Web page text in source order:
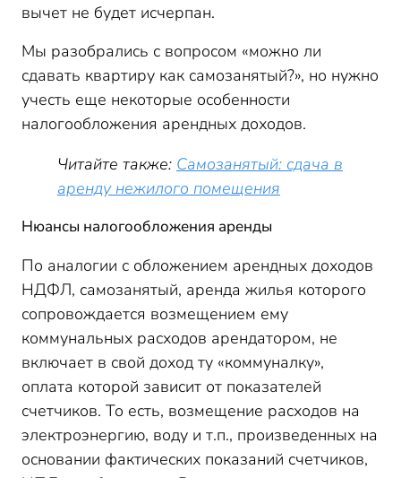
вычет не будет исчерпан.
Мы разобрались с вопросом «можно ли
сдавать квартиру как самозанятый?», но нужно
учесть еще некоторые особенности
налогообложения арендных доходов.
Читайте также: Самозанятый: сдача в
аренду нежилого помещения
Нюансы налогообложения аренды
По аналогии с обложением арендных доходов
НДФЛ, самозанятый, аренда жилья которого
сопровождается возмещением ему
коммунальных расходов арендатором, не
включает в свой доход ту «коммуналку»,
оплата которой зависит от показателей
счетчиков. То есть, возмещение расходов на
электроэнергию, воду и т.п., произведенных на
основании фактических показаний счетчиков,